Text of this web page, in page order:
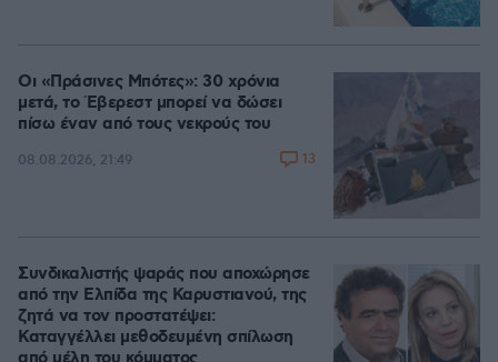
Οι «Πράσινες Μπότες»: 30 χρόνια
μετά, το Έβερεστ μπορεί να δώσει
πίσω έναν από τους νεκρούς του
08.08.2026, 21:49 13
Συνδικαλιστής ψαράς που αποχώρησε
από την Ελπίδα της Καρυστιανού, της
ζητά να τον προστατέψει:
Καταγγέλλει μεθοδευμένη σπίλωση